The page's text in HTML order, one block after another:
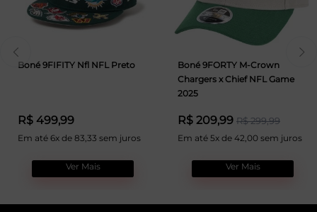
Boné 9FIFITY Nfl NFL Preto
R$ 499,99
Em até 6x de 83,33 sem juros
Ver Mais
Boné 9FORTY M-Crown
Chargers x Chief NFL Game
2025
R$ 209,99 R$ 299,99
Em até 5x de 42,00 sem juros
Ver Mais